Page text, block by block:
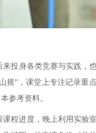
投身各类竞赛与实践，
摇”，课堂上专注记录重
参考资料。
程进度，晚上利用实验